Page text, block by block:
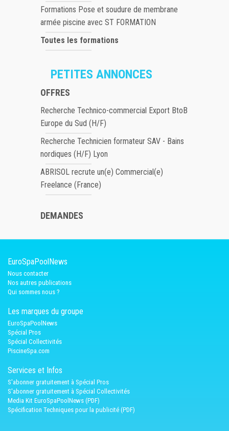
Formations Pose et soudure de membrane
armée piscine avec ST FORMATION
Toutes les formations
PETITES ANNONCES
OFFRES
Recherche Technico-commercial Export BtoB
Europe du Sud (H/F)
Recherche Technicien formateur SAV - Bains
nordiques (H/F) Lyon
ABRISOL recrute un(e) Commercial(e)
Freelance (France)
DEMANDES
EuroSpaPoolNews
Nous contacter
Nos autres publications
Qui sommes nous ?
Les marques du groupe
EuroSpaPoolNews
Spécial Pros
Spécial Collectivités
PiscineSpa.com
Services et Infos
S'abonner gratuitement à Spécial Pros
S'abonner gratuitement à Spécial Collectivités
Media Kit EuroSpaPoolNews (PDF)
Spécification Techniques pour la publicité (PDF)